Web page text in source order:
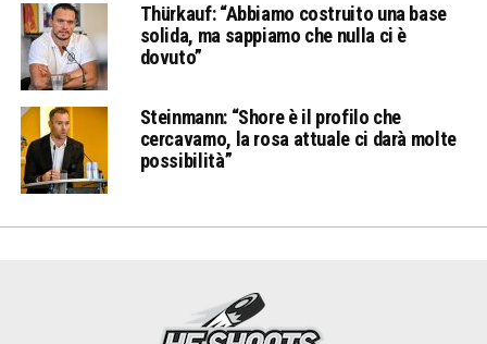
Thürkauf: “Abbiamo costruito una base
solida, ma sappiamo che nulla ci è
dovuto”
Steinmann: “Shore è il profilo che
cercavamo, la rosa attuale ci darà molte
possibilità”